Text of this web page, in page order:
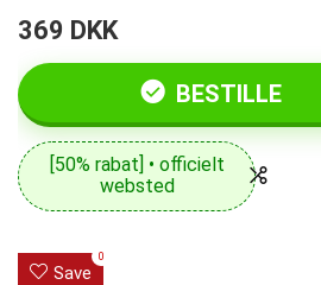
369 DKK
BESTILLE
[50% rabat] • officielt
websted
Save
0